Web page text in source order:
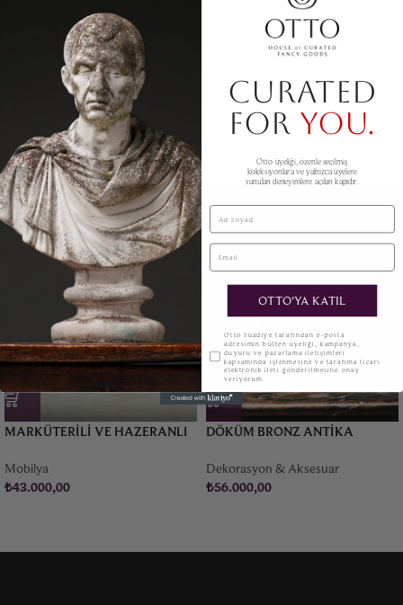
Oturma yükseklik 40 cm
Sırt yükseklik 80 cm
Ayak taburesi 60 cm x 50 cm
Yükseklik 34 cm
BENZER ÜRÜNLER
MARKÜTERILI VE HAZERANLI
Mobilya
₺43.000,00
DÖKÜM BRONZ ANTIKA
Dekorasyon & Aksesuar
₺56.000,00
CURATED
FOR YOU.
Otto üyeliği, özenle seçilmiş
koleksiyonlara ve yalnızca üyelere
sunulan deneyimlere açılan kapıdır.
Ad Soyad
Email
OTTO'YA KATIL
KVKKOtto Suadiye tarafından e-posta
adresimin bülten üyeliği, kampanya,
duyuru ve pazarlama iletişimleri
kapsamında işlenmesine ve tarafıma ticari
elektronik ileti gönderilmesine onay
veriyorum.